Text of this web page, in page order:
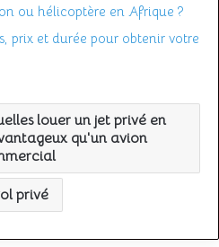
ou hélicoptère en Afrique ?
prix et durée pour obtenir votre
louer un jet privé en
qu'un avion
privé